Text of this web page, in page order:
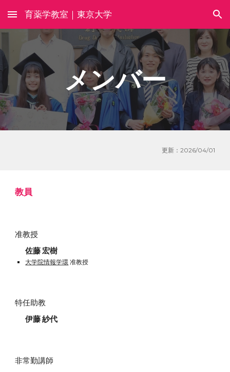
Skip to main content Skip to navigation
育薬学教室｜東京大学
メンバー
更新：2026/04/01
教員
准教授
佐藤 宏樹
大学院情報学環 准教授
特任助教
伊藤 紗代
非常勤講師